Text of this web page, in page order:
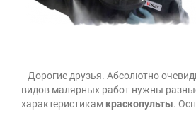
Дорогие друзья. Абсолютно
видов малярных работ нужны
характеристикам краскопульты.